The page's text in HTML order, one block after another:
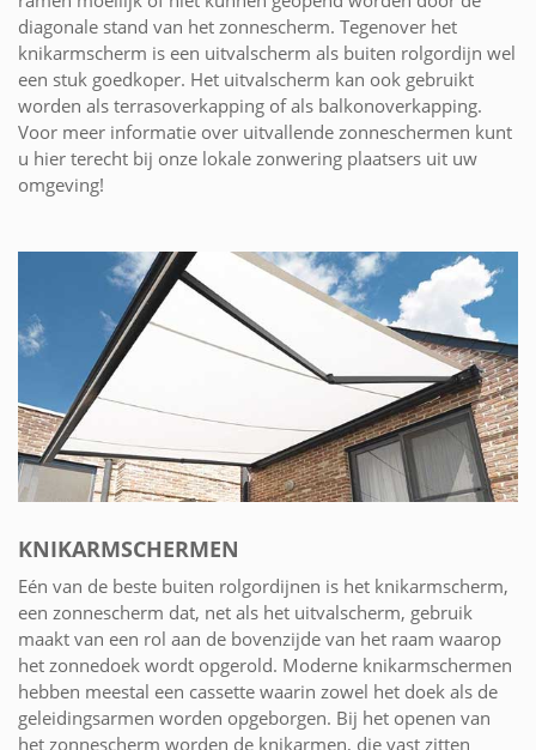
diagonale stand van het zonnescherm. Tegenover het
knikarmscherm is een uitvalscherm als buiten rolgordijn wel
een stuk goedkoper. Het uitvalscherm kan ook gebruikt
worden als terrasoverkapping of als balkonoverkapping.
Voor meer informatie over uitvallende zonneschermen kunt
u hier terecht bij onze lokale zonwering plaatsers uit uw
omgeving!
KNIKARMSCHERMEN
Eén van de beste buiten rolgordijnen is het knikarmscherm,
een zonnescherm dat, net als het uitvalscherm, gebruik
maakt van een rol aan de bovenzijde van het raam waarop
het zonnedoek wordt opgerold. Moderne knikarmschermen
hebben meestal een cassette waarin zowel het doek als de
geleidingsarmen worden opgeborgen. Bij het openen van
het zonnescherm worden de knikarmen, die vast zitten